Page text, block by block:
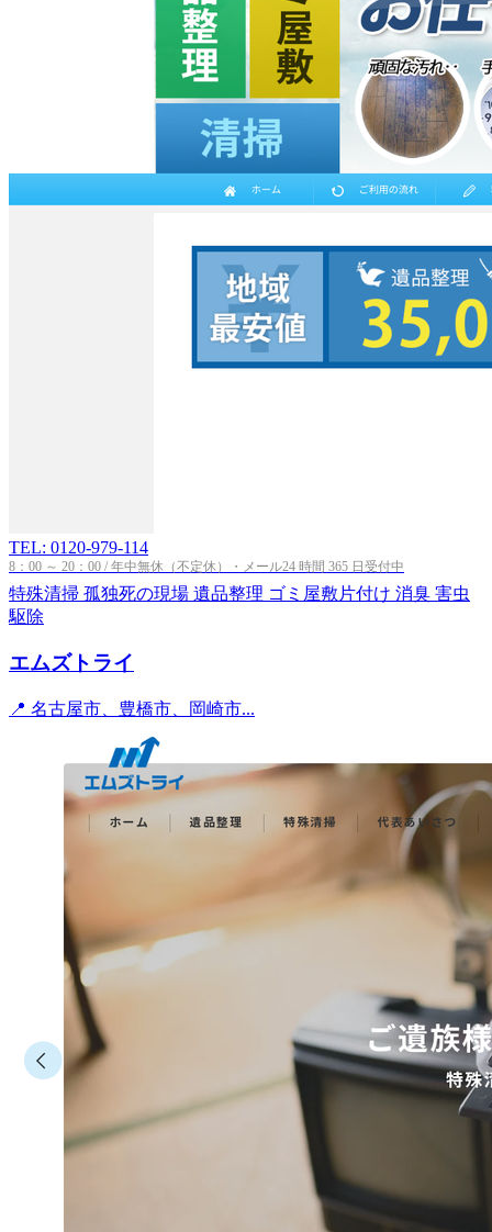
TEL: 0120-979-114
8：00 ～ 20：00 / 年中無休（不定休）・メール24 時間 365 日受付中
特殊清掃 孤独死の現場 遺品整理 ゴミ屋敷片付け 消臭 害虫
駆除
エムズトライ
📍 名古屋市、豊橋市、岡崎市...